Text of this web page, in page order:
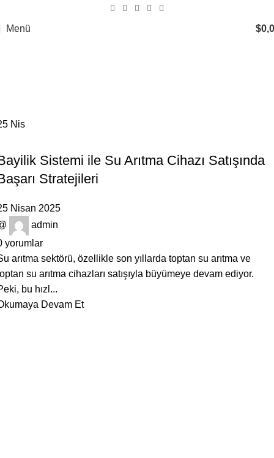
Menü $
Nis
Sistemi ile Su Arıtma Cihazı Satışında
Stratejileri
Nisan 2025
admin
yorumlar
arıtma sektörü, özellikle son yıllarda toptan su arıtma ve
su arıtma cihazları satışıyla büyümeye devam ediyor.
bu hızl...
Devam Et